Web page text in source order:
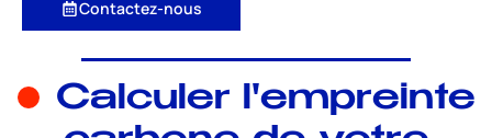
Contactez-nous
Calculer l'empreinte